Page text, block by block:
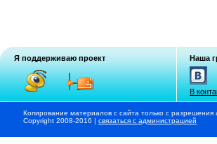
Я поддерживаю проект Наша
В
Копирование материалов с сайта только с
Copyright 2008-2016 | связаться с администрацией